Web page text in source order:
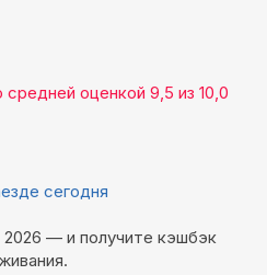
средней оценкой 9,5 из 10,0
сегодня
2026 — и получите кэшбэк